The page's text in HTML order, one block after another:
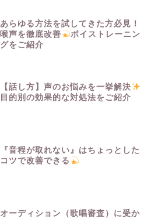
あらゆる方法を試してきた方必見！
喉声を徹底改善
ボイストレーニン
グをご紹介
【話し方】声のお悩みを一挙解決
目的別の効果的な対処法をご紹介
『音程が取れない』はちょっとした
コツで改善できる
オーディション（歌唱審査）に受か